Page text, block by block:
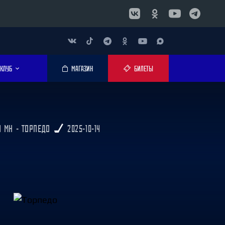
КЛУБ МАГАЗИН БИЛЕТЫ
МН - ТОРПЕДО 2025-10-14